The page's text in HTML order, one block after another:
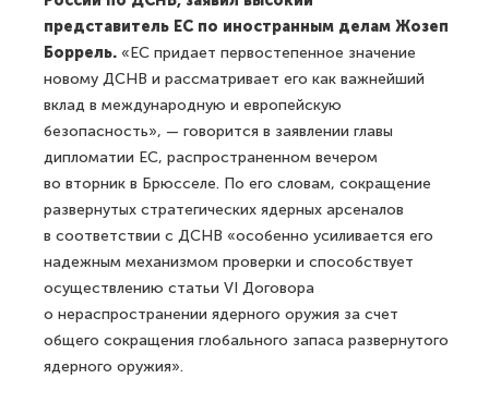
представитель ЕС по иностранным делам Жозеп
Боррель. «ЕС придает первостепенное значение
новому ДСНВ и рассматривает его как важнейший
вклад в международную и европейскую
безопасность», — говорится в заявлении главы
дипломатии ЕС, распространенном вечером
во вторник в Брюсселе. По его словам, сокращение
развернутых стратегических ядерных арсеналов
в соответствии с ДСНВ «особенно усиливается его
надежным механизмом проверки и способствует
осуществлению статьи VI Договора
о нераспространении ядерного оружия за счет
общего сокращения глобального запаса развернутого
ядерного оружия».